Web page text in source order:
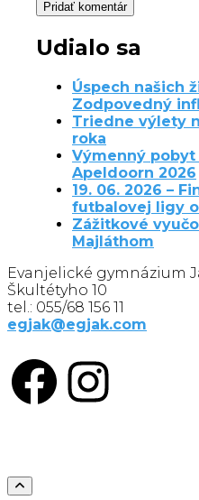
Udialo sa
Úspech našich
Zodpovedný
Triedne výlety
roka
Výmenný pobyt
Apeldoorn 2026
19. 06. 2026 –
futbalovej ligy
Zážitkové
Majláthom
Evanjelické gymnázium
Škultétyho 10
tel.: 055/68 156 11
egjak@egjak.com
FacebookInstagram